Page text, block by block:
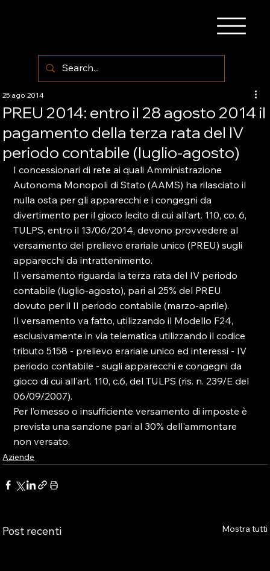
PREU 2014: entro il 28 agosto 2014 il
pagamento della terza rata del IV
periodo contabile (luglio-agosto)
25 ago 2014
I concessionari di rete ai quali Amministrazione
Autonoma Monopoli di Stato (AAMS) ha rilasciato il
nulla osta per gli apparecchi e i congegni da
divertimento per il gioco lecito di cui all'art. 110, co. 6,
TULPS, entro il 13/06/2014, devono provvedere al
versamento del prelievo erariale unico (PREU) sugli
apparecchi da intrattenimento.
Il versamento riguarda la terza rata del IV periodo
contabile (luglio-agosto), pari al 25% del PREU
dovuto per il II periodo contabile (marzo-aprile).
Il versamento va fatto, utilizzando il Modello F24,
esclusivamente in via telematica utilizzando il codice
tributo 5158 - prelievo erariale unico ed interessi - IV
periodo contabile - sugli apparecchi e congegni da
gioco di cui all'art. 110, c.6, del TULPS (ris. n. 239/E del
06/09/2007).
Per l’omesso o insufficiente versamento di imposte è
prevista una sanzione pari al 30% dell'ammontare
non versato.
Aziende
Post recenti Mostra tutti